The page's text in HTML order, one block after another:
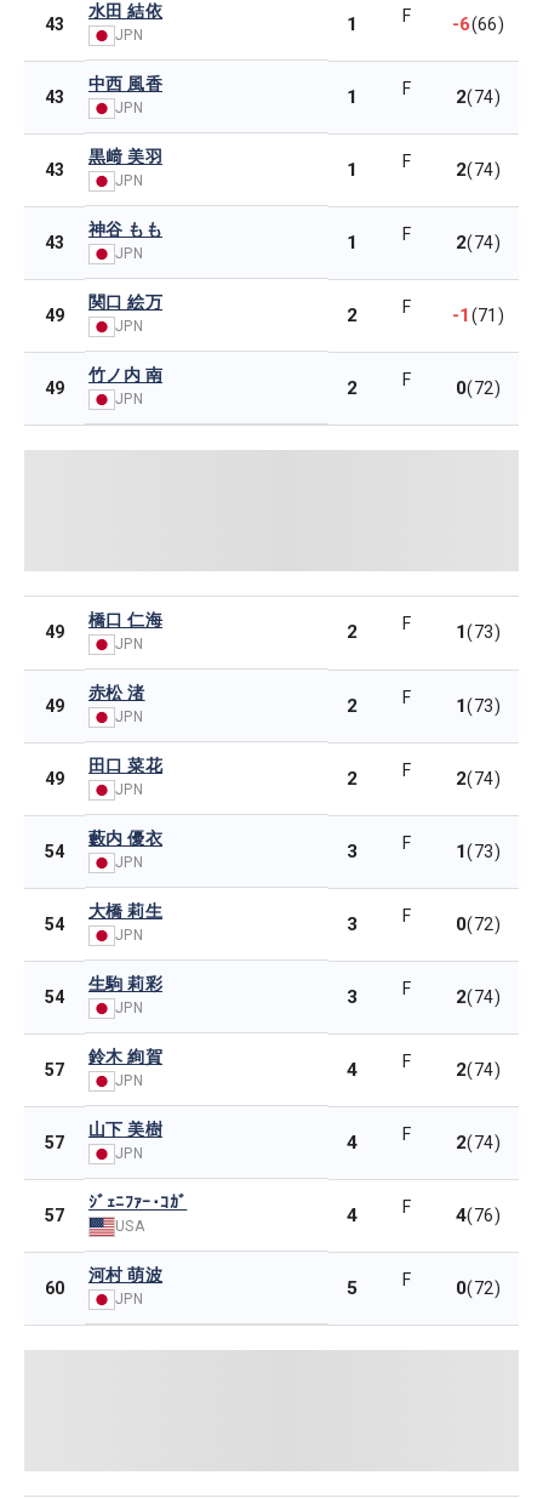
43
水田 結依
JPN 1 F -6(66)
43
中西 風香
JPN 1 F 2(74)
43
黒﨑 美羽
JPN 1 F 2(74)
43
神谷 もも
JPN 1 F 2(74)
49
関口 絵万
JPN 2 F -1(71)
49
竹ノ内 南
JPN 2 F 0(72)
49
橋口 仁海
JPN
2 F 1(73)
49
赤松 渚
JPN 2 F 1(73)
49
田口 菜花
JPN 2 F 2(74)
54
藪内 優衣
JPN 3 F 1(73)
54
大橋 莉生
JPN 3 F 0(72)
54
生駒 莉彩
JPN 3 F 2(74)
57
鈴木 絢賀
JPN 4 F 2(74)
57
山下 美樹
JPN 4 F 2(74)
57
ｼﾞｪﾆﾌｧｰ･ｺｶﾞ
USA 4 F 4(76)
60
河村 萌波
JPN 5 F 0(72)